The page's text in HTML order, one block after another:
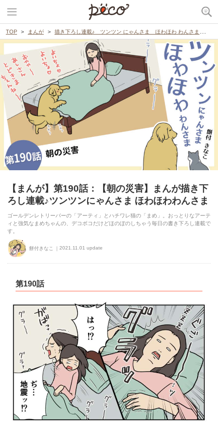
TOP まんが 描き下ろし連載♪ ツンツン にゃんさま ほわほわ わんさま
【まんが】第190話：【朝の災害】まんが描き下
ろし連載♪ツンツンにゃんさま ほわほわわんさま
ゴールデンレトリーバーの「アーティ」とハチワレ猫の「まめ」。おっとりなアーテ
ィと強気なまめちゃんの、デコボコだけどほのぼのしちゃう毎日の書き下ろし連載で
す。
餅付きなこ 2021.11.01 update
第190話